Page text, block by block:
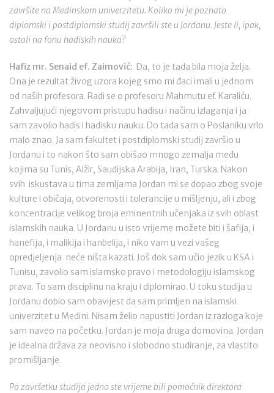
završite na Medinskom univerzitetu. Koliko mi je poznato
diplomski i postdiplomski studij završili ste u Jordanu. Jeste li, ipak,
ostali na fonu hadiskih nauka?
Hafiz mr. Senaid ef. Zaimović: Da, to je tada bila moja želja.
Ona je rezultat živog uzora kojeg smo mi đaci imali u jednom
od naših profesora. Radi se o profesoru Mahmutu ef. Karaliću.
Zahvaljujući njegovom pristupu hadisu i načinu izlaganja i ja
sam zavolio hadis i hadisku nauku. Do tada sam o Poslaniku vrlo
malo znao. Ja sam fakultet i postdiplomski studij završio u
Jordanu i to nakon što sam obišao mnogo zemalja među
kojima su Tunis, Alžir, Saudijska Arabija, Iran, Turska. Nakon
svih iskustava u tima zemljama Jordan mi se dopao zbog svoje
kulture i običaja, otvorenosti i tolerancije u mišljenju, ali i zbog
koncentracije velikog broja eminentnih učenjaka iz svih oblast
islamskih nauka. U Jordanu u isto vrijeme možete biti i šafija, i
hanefija, i malikija i hanbelija, i niko vam u vezi vašeg
opredjeljenja neće ništa kazati. Još dok sam učio jezik u KSA i
Tunisu, zavolio sam islamsko pravo i metodologiju islamskog
prava. To sam disciplinu na kraju i diplomirao. U toku studija u
Jordanu dobio sam obavijest da sam primljen na islamski
univerzitet u Medini. Nisam želio napustiti Jordan iz razloga koje
sam naveo na početku. Jordan je moja druga domovina. Jordan
je idealna država za neovisno i slobodno studiranje, za vlastito
promišljanje.
Po završetku studija jedno ste vrijeme bili pomoćnik direktora